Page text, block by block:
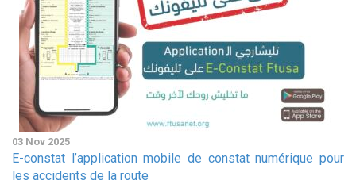
03 Nov 2025
E-constat l’application mobile de constat numérique pour
les accidents de la route